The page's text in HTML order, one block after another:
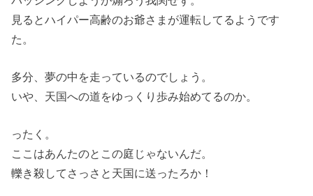
見るとハイパー高齢のお爺さまが運転してるようです
た。
多分、夢の中を走っているのでしょう。
いや、天国への道をゆっくり歩み始めてるのか。
ったく。
ここはあんたのとこの庭じゃないんだ。
轢き殺してさっさと天国に送ったろか！